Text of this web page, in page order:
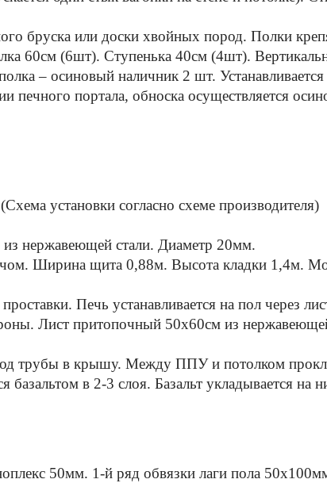
бруска или доски хвойных пород. Полки
60см (6шт). Ступенька 40см (4шт).
– осиновый наличник 2 шт. Устанавливается
печного портала, обноска осуществляется
установки согласно схеме производителя)
нержавеющей стали. Диаметр 20мм.
Ширина щита 0,88м. Высота кладки 1,4м.
Печь устанавливается на пол через
Лист притопочный 50х60см из
трубы в крышу. Между ППУ и потолком
в 2-3 слоя. Базальт укладывается на
50мм. 1-й ряд обвязки лаги пола